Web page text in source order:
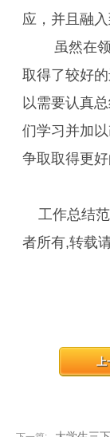
应，并且融
虽然在领
取得了较好
以需要认真
们学习并加
争取取得更好
工作总结
者所有,转载
上